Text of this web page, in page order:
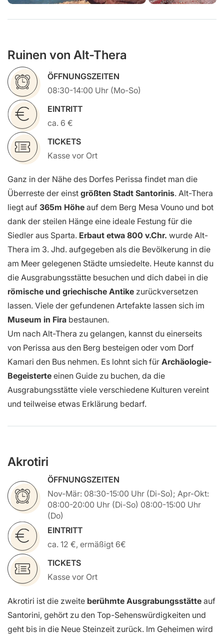
Ruinen von Alt-Thera
ÖFFNUNGSZEITEN
08:30-14:00 Uhr (Mo-So)
EINTRITT
ca. 6 €
TICKETS
Kasse vor Ort
Ganz in der Nähe des Dorfes Perissa findet man die
Überreste der einst größten Stadt Santorinis. Alt-Thera
liegt auf 365m Höhe auf dem Berg Mesa Vouno und bot
dank der steilen Hänge eine ideale Festung für die
Siedler aus Sparta. Erbaut etwa 800 v.Chr. wurde Alt-
Thera im 3. Jhd. aufgegeben als die Bevölkerung in die
am Meer gelegenen Städte umsiedelte. Heute kannst du
die Ausgrabungsstätte besuchen und dich dabei in die
römische und griechische Antike zurückversetzen
lassen. Viele der gefundenen Artefakte lassen sich im
Museum in Fira bestaunen.
Um nach Alt-Thera zu gelangen, kannst du einerseits
von Perissa aus den Berg besteigen oder vom Dorf
Kamari den Bus nehmen. Es lohnt sich für Archäologie-
Begeisterte einen Guide zu buchen, da die
Ausgrabungsstätte viele verschiedene Kulturen vereint
und teilweise etwas Erklärung bedarf.
Akrotiri
ÖFFNUNGSZEITEN
Nov-Mär: 08:30-15:00 Uhr (Di-So); Apr-Okt:
08:00-20:00 Uhr (Di-So) 08:00-15:00 Uhr
(Do)
EINTRITT
ca. 12 €, ermäßigt 6€
TICKETS
Kasse vor Ort
Akrotiri ist die zweite berühmte Ausgrabungsstätte auf
Santorini, gehört zu den Top-Sehenswürdigkeiten und
geht bis in die Neue Steinzeit zurück. Im Geheimen wird